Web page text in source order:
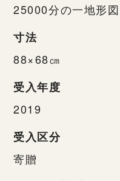
25000分の一地形図
寸法
88×68㎝
受入年度
2019
受入区分
寄贈